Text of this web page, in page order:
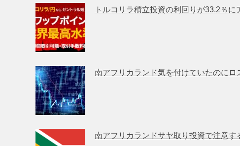
トルコリラ積立投資の利回りが33.2％に
南アフリカランド気を付けていたのにロ
南アフリカランドサヤ取り投資で注意す